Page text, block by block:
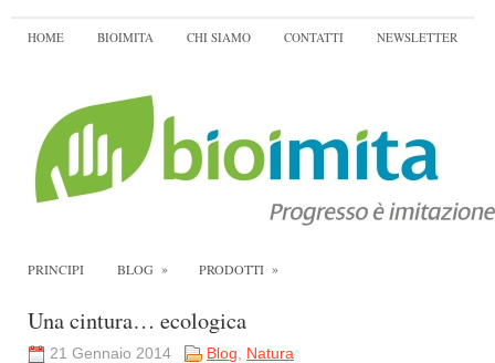
HOME BIOIMITA CHI SIAMO CONTATTI NEWSLETTER
PRINCIPI BLOG » PRODOTTI »
Una cintura… ecologica
21 Gennaio 2014 Blog, Natura